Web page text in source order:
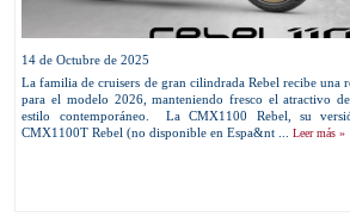
14 de Octubre de 2025
La familia de cruisers de gran cilindrada Rebel recibe una
para el modelo 2026, manteniendo fresco el atractivo
estilo contemporáneo. La CMX1100 Rebel, su
CMX1100T Rebel (no disponible en Espa&nt ...Leer más »